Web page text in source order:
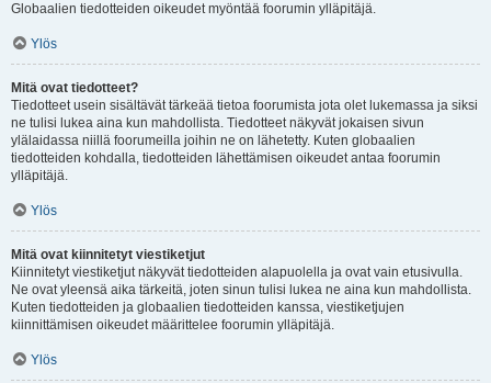
Globaalien tiedotteiden oikeudet myöntää foorumin ylläpitäjä.
Ylös
Mitä ovat tiedotteet?
Tiedotteet usein sisältävät tärkeää tietoa foorumista jota olet lukemassa ja siksi
ne tulisi lukea aina kun mahdollista. Tiedotteet näkyvät jokaisen sivun
ylälaidassa niillä foorumeilla joihin ne on lähetetty. Kuten globaalien
tiedotteiden kohdalla, tiedotteiden lähettämisen oikeudet antaa foorumin
ylläpitäjä.
Ylös
Mitä ovat kiinnitetyt viestiketjut
Kiinnitetyt viestiketjut näkyvät tiedotteiden alapuolella ja ovat vain etusivulla.
Ne ovat yleensä aika tärkeitä, joten sinun tulisi lukea ne aina kun mahdollista.
Kuten tiedotteiden ja globaalien tiedotteiden kanssa, viestiketjujen
kiinnittämisen oikeudet määrittelee foorumin ylläpitäjä.
Ylös